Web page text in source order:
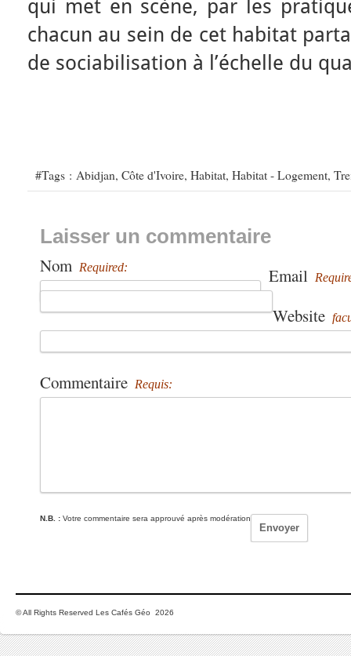
qui met en scène, par les
chacun au sein de cet habitat
de sociabilisation à l’échelle du
#Tags : Abidjan, Côte d'Ivoire, Habitat, Habitat - Logement,
Laisser un commentaire
Nom Required: Email
Website
Commentaire Requis:
N.B. : Votre commentaire sera approuvé après modération
© All Rights Reserved Les Cafés Géo 2026